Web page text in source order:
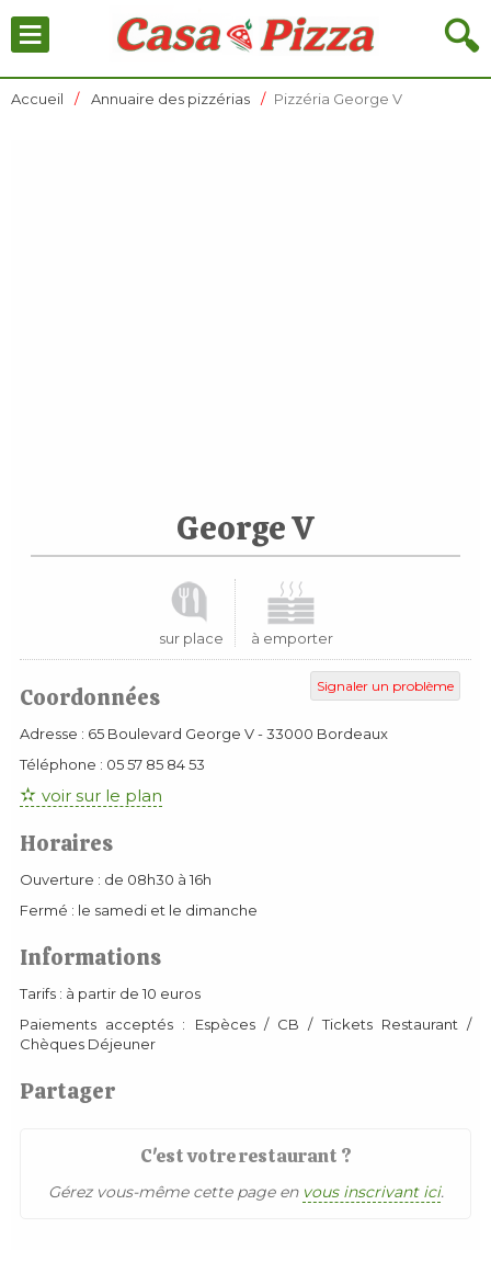
🔍
≡
Accueil Annuaire des pizzérias Pizzéria George V
George V
sur place à emporter
Signaler un problème
Coordonnées
Adresse : 65 Boulevard George V-33000 Bordeaux
Téléphone : 05 57 85 84 53
voir sur le plan
Horaires
Ouverture : de 08h30 à 16h
Fermé : le samedi et le dimanche
Informations
Tarifs : à partir de 10 euros
Paiements acceptés : Espèces / CB / Tickets Restaurant /
Chèques Déjeuner
Partager
C'est votre restaurant ?
Gérez vous-même cette page en vous inscrivant ici.